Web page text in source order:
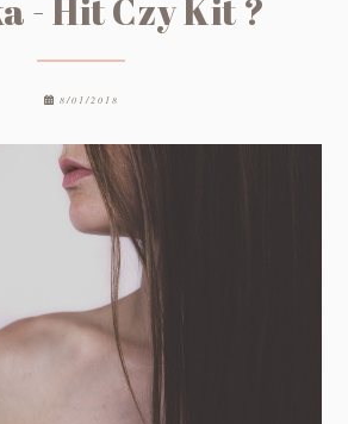
- Hit Czy Kit ?
8/01/2018